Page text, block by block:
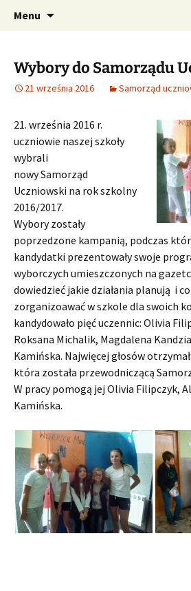
Szkoła
Lompy w Lubszy
Oficjalna strona internetowa
Menu
Wybory do Samorządu
21 września 2016 Samorząd
21. września 2016 r.
uczniowie naszej szkoły
wybrali
nowy Samorząd
Uczniowski na rok szkolny
2016/2017.
Wybory zostały
poprzedzone kampanią, podczas
kandydatki prezentowały swoje
wyborczych umieszczonych na
dowiedzieć jakie działania planują i
zorganizoawać w szkole dla swoich
kandydowało pięć uczennic: Olivia
Roksana Michalik, Magdalena
Kamińska. Najwięcej głosów
która została przewodniczącą
W pracy pomogą jej Olivia Filipczyk,
Kamińska.